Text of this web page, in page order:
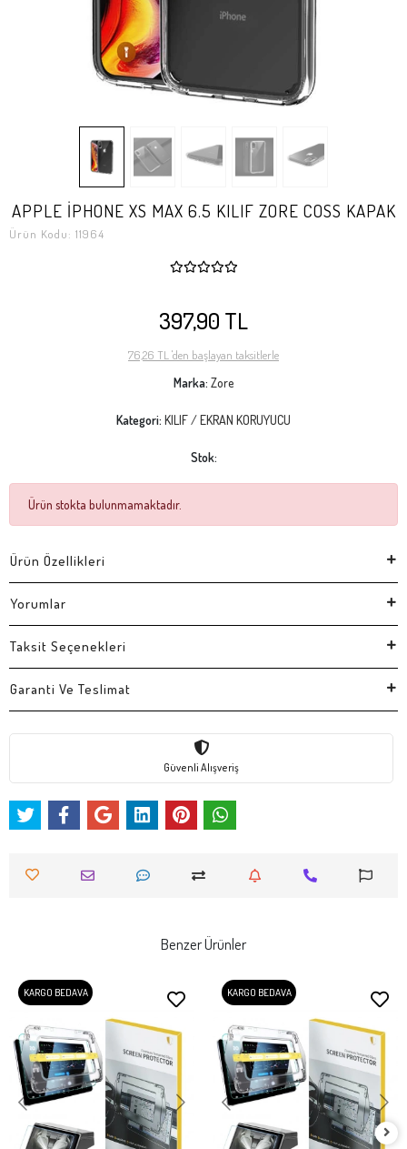
APPLE İPHONE XS MAX 6.5 KILIF ZORE COSS KAPAK
Ürün Kodu: 11964
397,90 TL
76,26 TL 'den başlayan taksitlerle
Marka: Zore
Kategori: KILIF / EKRAN KORUYUCU
Stok:
Ürün stokta bulunmamaktadır.
Ürün Özellikleri
Yorumlar
Taksit Seçenekleri
Garanti Ve Teslimat
Güvenli Alışveriş
Benzer Ürünler
KARGO BEDAVA KARGO BEDAVA